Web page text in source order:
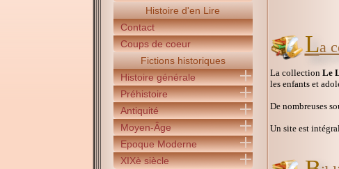
Histoire d'en Lire
Contact
Coups de coeur
Fictions historiques
Histoire générale
Préhistoire
Antiquité
Moyen-Âge
Epoque Moderne
XIXè siècle
La
La collection Le
les enfants et
De nombreuses
Un site est